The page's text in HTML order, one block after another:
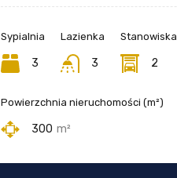
Sypialnia
3
Lazienka
3
Stanowiska
2
Powierzchnia nieruchomości (m²)
300 m²